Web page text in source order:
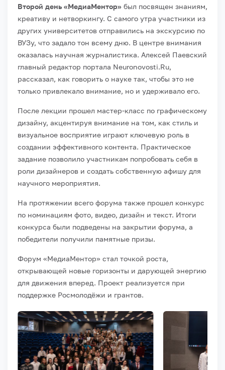
Второй день «МедиаМентор» был посвящен знаниям,
креативу и нетворкингу. С самого утра участники из
других университетов отправились на экскурсию по
ВУЗу, что задало тон всему дню. В центре внимания
оказалась научная журналистика. Алексей Паевский
главный редактор портала Neuronovosti.Ru,
рассказал, как говорить о науке так, чтобы это не
только привлекало внимание, но и удерживало его.
После лекции прошел мастер-класс по графическому
дизайну, акцентируя внимание на том, как стиль и
визуальное восприятие играют ключевую роль в
создании эффективного контента. Практическое
задание позволило участникам попробовать себя в
роли дизайнеров и создать собственную афишу для
научного мероприятия.
На протяжении всего форума также прошел конкурс
по номинациям фото, видео, дизайн и текст. Итоги
конкурса были подведены на закрытии форума, а
победители получили памятные призы.
Форум «МедиаМентор» стал точкой роста,
открывающей новые горизонты и дарующей энергию
для движения вперед. Проект реализуется при
поддержке Росмолодёжи и грантов.